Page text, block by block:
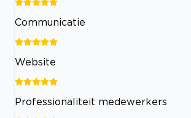
Communicatie
Website
Professionaliteit medewerkers